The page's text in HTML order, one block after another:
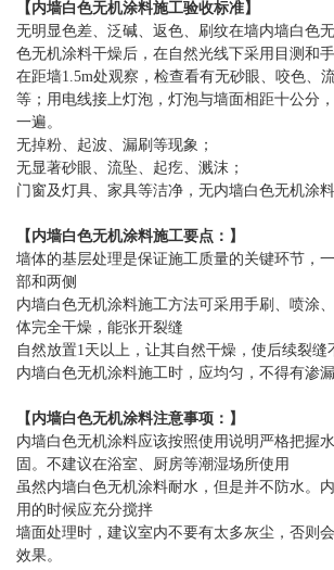
【 内墙白色无机涂料施工验收标准】
无明显色差、泛碱、返色、刷纹在墙内墙白色
色无机涂料干燥后，在自然光线下采用目测和
在距墙1.5m处观察，检查看有无砂眼、咬色、
等；用电线接上灯泡，灯泡与墙面相距十公分
一遍。
无掉粉、起波、漏刷等现象；
无显著砂眼、流坠、起疙、溅沫；
门窗及灯具、家具等洁净，无内墙白色无机涂料
【 内墙白色无机涂料施工要点：】
墙体的基层处理是保证施工质量的关键环节，
部和两侧
内墙白色无机涂料施工方法可采用手刷、喷涂
体完全干燥，能张开裂缝
自然放置1天以上，让其自然干燥，使后续裂缝
内墙白色无机涂料施工时，应均匀，不得有渗
【 内墙白色无机涂料注意事项：】
内墙白色无机涂料应该按照使用说明严格把握
固。不建议在浴室、厨房等潮湿场所使用
虽然内墙白色无机涂料耐水，但是并不防水。
用的时候应充分搅拌
墙面处理时，建议室内不要有太多灰尘，否则
效果。